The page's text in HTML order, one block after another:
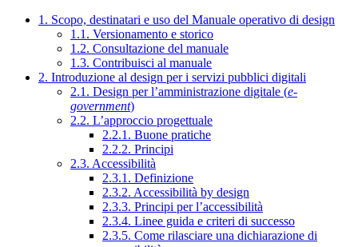
1. Scopo, destinatari e uso del Manuale operativo di design
1.1. Versionamento e storico
1.2. Consultazione del manuale
1.3. Contribuisci al manuale
2. Introduzione al design per i servizi pubblici digitali
2.1. Design per l’amministrazione digitale (e-
government)
2.2. L’approccio progettuale
2.2.1. Buone pratiche
2.2.2. Principi
2.3. Accessibilità
2.3.1. Definizione
2.3.2. Accessibilità by design
2.3.3. Principi per l’accessibilità
2.3.4. Linee guida e criteri di successo
2.3.5. Come rilasciare una dichiarazione di